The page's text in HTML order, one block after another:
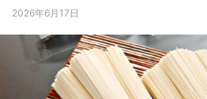
2026年6月17日